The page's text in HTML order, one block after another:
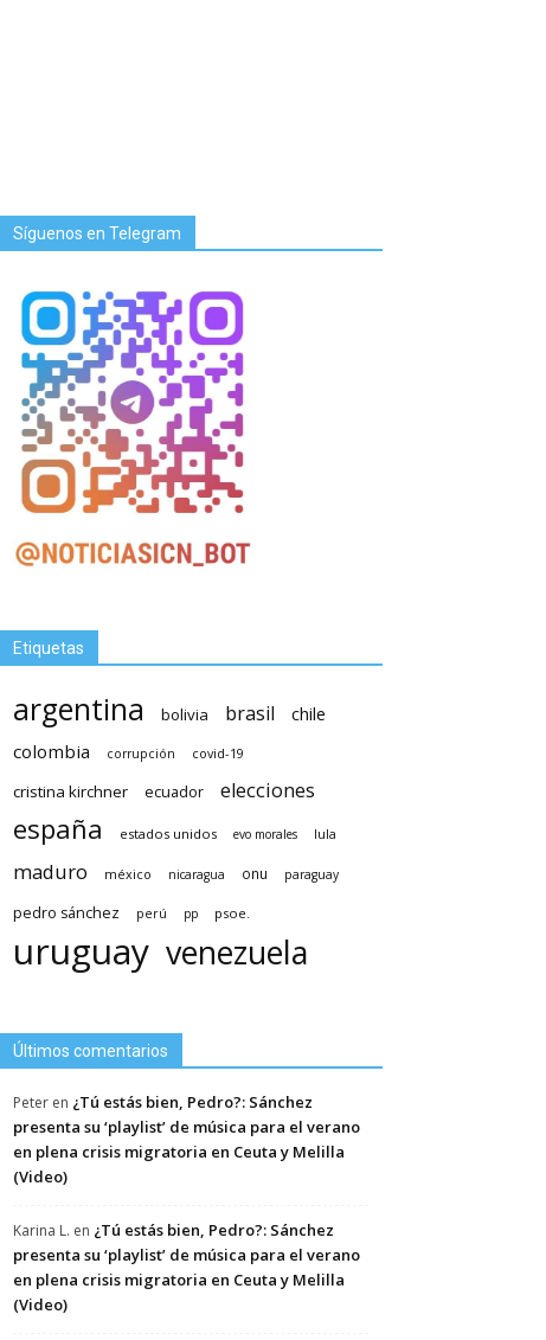
Síguenos en Telegram
Etiquetas
argentina bolivia brasil
chile
colombia
corrupción covid-19
cristina kirchner ecuador elecciones
españa estados unidos evo morales lula
maduro méxico nicaragua onu paraguay
pedro sánchez perú pp psoe.
uruguay venezuela
Últimos comentarios
Peter en ¿Tú estás bien, Pedro?: Sánchez
presenta su ‘playlist’ de música para el verano
en plena crisis migratoria en Ceuta y Melilla
(Video)
Karina L. en ¿Tú estás bien, Pedro?: Sánchez
presenta su ‘playlist’ de música para el verano
en plena crisis migratoria en Ceuta y Melilla
(Video)